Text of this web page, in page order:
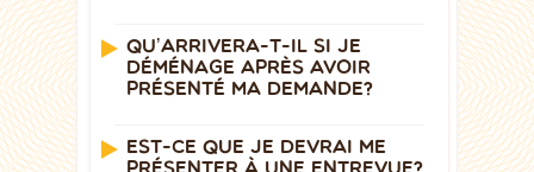
QU’ARRIVERA-T-IL SI JE
DÉMÉNAGE APRÈS AVOIR
PRÉSENTÉ MA DEMANDE?
EST-CE QUE JE DEVRAI ME